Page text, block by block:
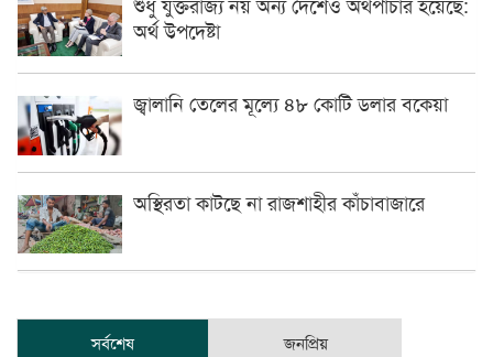
অর্থ উপদেষ্টা
জ্বালানি তেলের মূল্যে ৪৮ কোটি ডলার বকেয়া
অস্থিরতা কাটছে না রাজশাহীর কাঁচাবাজারে
সর্বশেষ জনপ্রিয়